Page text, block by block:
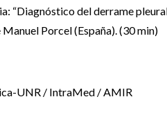
“Diagnóstico del derrame
Porcel (España). (30 min)
UNR / IntraMed / AMIR